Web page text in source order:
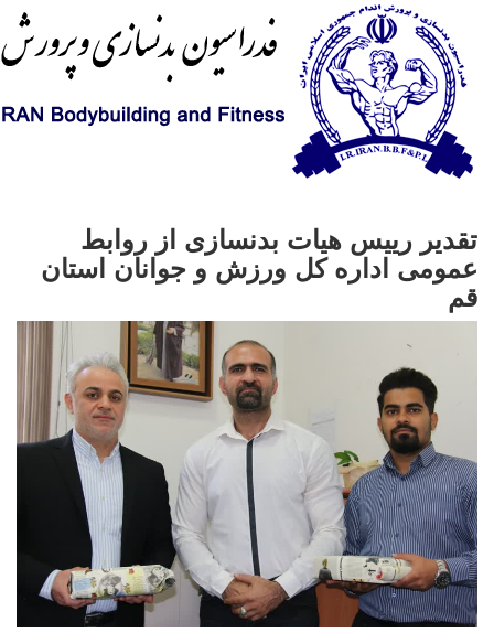
️تقدیر رییس هیات بدنسازی از روابط
عمومی اداره کل ورزش و جوانان استان
قم